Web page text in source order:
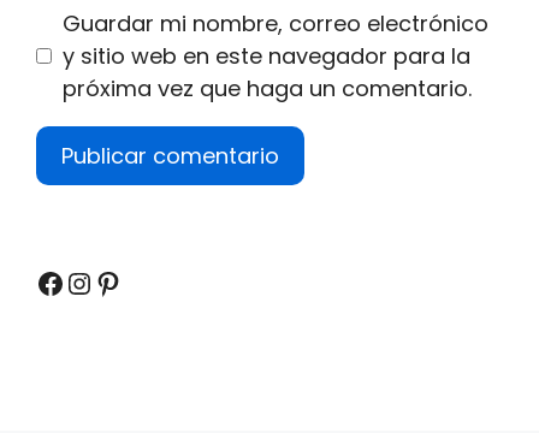
Guardar mi nombre, correo electrónico
y sitio web en este navegador para la
próxima vez que haga un comentario.
Facebook
Instagram
Pinterest